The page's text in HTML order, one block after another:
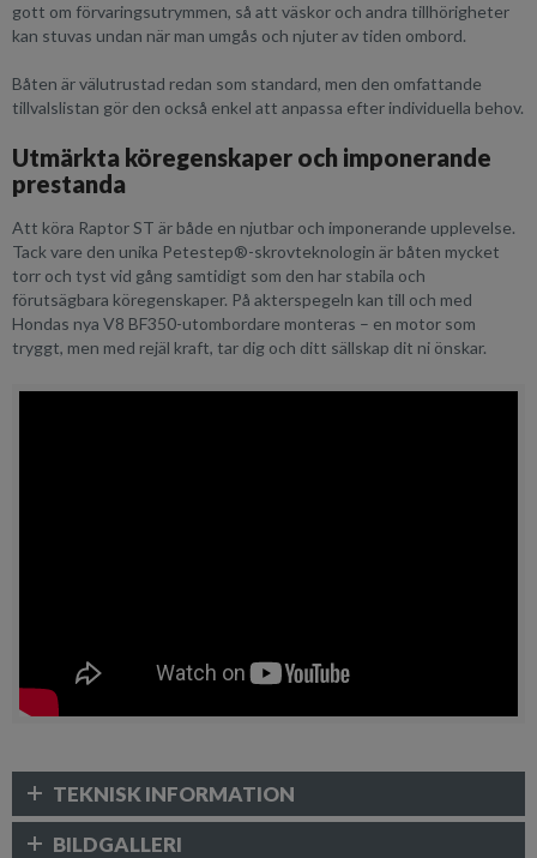
gott om förvaringsutrymmen, så att väskor och andra tillhörigheter
kan stuvas undan när man umgås och njuter av tiden ombord.
Båten är välutrustad redan som standard, men den omfattande
tillvalslistan gör den också enkel att anpassa efter individuella behov.
Utmärkta köregenskaper och imponerande
prestanda
Att köra Raptor ST är både en njutbar och imponerande upplevelse.
Tack vare den unika Petestep®-skrovteknologin är båten mycket
torr och tyst vid gång samtidigt som den har stabila och
förutsägbara köregenskaper. På akterspegeln kan till och med
Hondas nya V8 BF350-utombordare monteras – en motor som
tryggt, men med rejäl kraft, tar dig och ditt sällskap dit ni önskar.
TEKNISK INFORMATION
BILDGALLERI